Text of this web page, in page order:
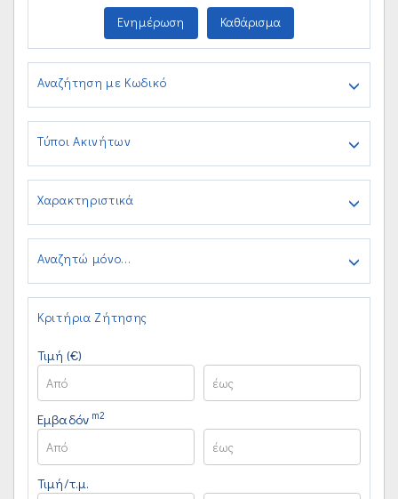
Ενημέρωση Καθάρισμα
Αναζήτηση με Κωδικό
Τύποι Ακινήτων
Χαρακτηριστικά
Αναζητώ μόνο...
Κριτήρια Ζήτησης
Τιμή (€)
Εμβαδόν m2
Τιμή/τ.μ.